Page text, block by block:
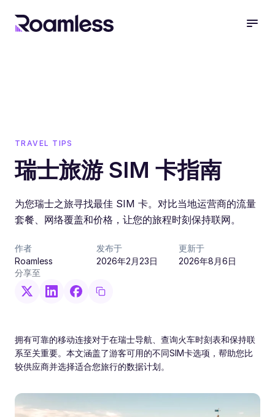
TRAVEL TIPS
瑞士旅游 SIM 卡指南
为您瑞士之旅寻找最佳 SIM 卡。对比当地运营商的流量
套餐、网络覆盖和价格，让您的旅程时刻保持联网。
作者
Roamless
发布于
2026年2月23日
更新于
2026年8月6日
分享至
拥有可靠的移动连接对于在瑞士导航、查询火车时刻表和保持联
系至关重要。本文涵盖了游客可用的不同SIM卡选项，帮助您比
较供应商并选择适合您旅行的数据计划。